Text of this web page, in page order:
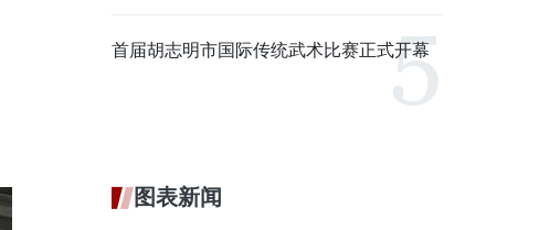
首届胡志明市国际传统武术比赛正式开幕
图表新闻